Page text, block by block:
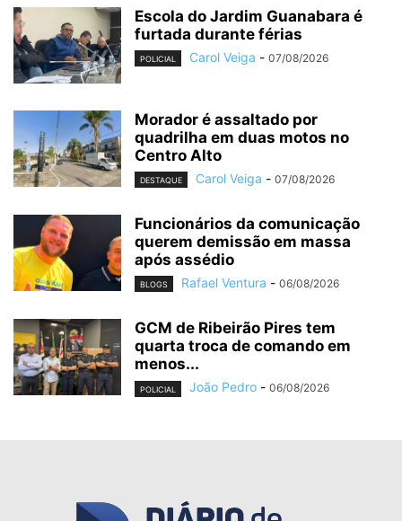
Escola do Jardim Guanabara é
furtada durante férias
POLICIAL Carol Veiga - 07/08/2026
Morador é assaltado por
quadrilha em duas motos no
Centro Alto
DESTAQUE Carol Veiga - 07/08/2026
Funcionários da comunicação
querem demissão em massa
após assédio
BLOGS Rafael Ventura - 06/08/2026
GCM de Ribeirão Pires tem
quarta troca de comando em
menos...
POLICIAL João Pedro - 06/08/2026